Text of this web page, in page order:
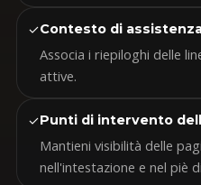
✓Contesto di
Associa i riepiloghi delle
attive.
✓Punti di intervento
Mantieni visibilità delle
nell'intestazione e nel piè